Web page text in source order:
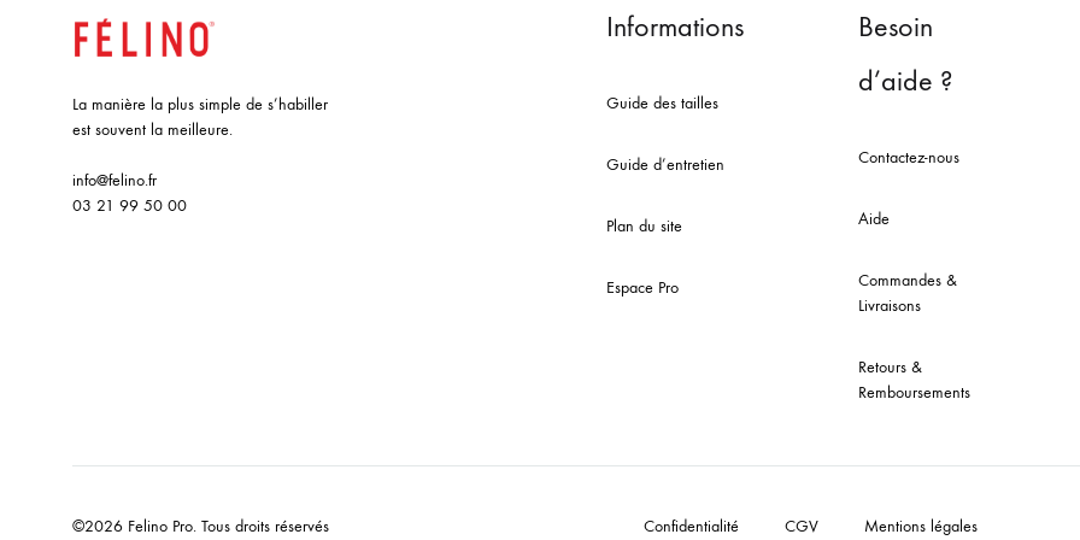
La manière la plus simple de s’habiller
est souvent la meilleure.
info@felino.fr
03 21 99 50 00
Informations
Guide des tailles
Guide d’entretien
Plan du site
Espace Pro
Besoin
d’aide ?
Contactez-nous
Aide
Commandes &
Livraisons
Retours &
Remboursements
©2026 Felino Pro. Tous droits réservés Confidentialité CGV Mentions légales